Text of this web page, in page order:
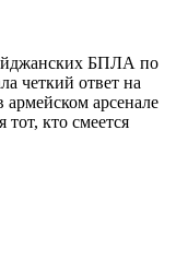
БПЛА по
четкий ответ на
арсенале
кто смеется